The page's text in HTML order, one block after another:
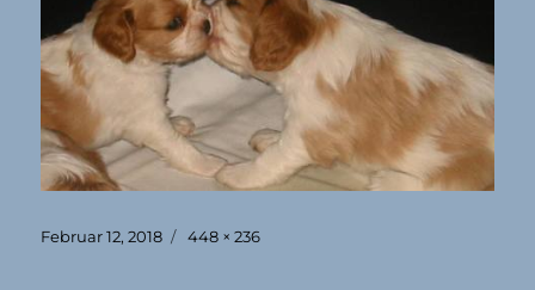
Veröffentlicht
Februar 12, 2018 Originalgröße
448 × 236